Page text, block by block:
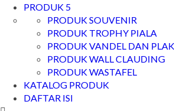
PRODUK 5
PRODUK SOUVENIR
PRODUK TROPHY PIALA
PRODUK VANDEL DAN
PRODUK WALL CLAUDING
PRODUK WASTAFEL
KATALOG PRODUK
DAFTAR ISI